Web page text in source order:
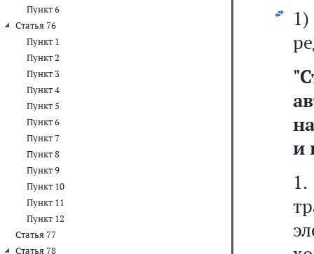
Пункт 6
Статья 76
Пункт 1
Пункт 2
Пункт 3
Пункт 4
Пункт 5
Пункт 6
Пункт 7
Пункт 8
Пункт 9
Пункт 10
Пункт 11
Пункт 12
Статья 77
Статья 78
и